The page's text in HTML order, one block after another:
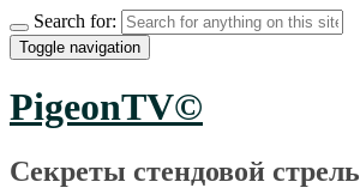
Search for:
Toggle navigation
PigeonTV©
Секреты стендовой